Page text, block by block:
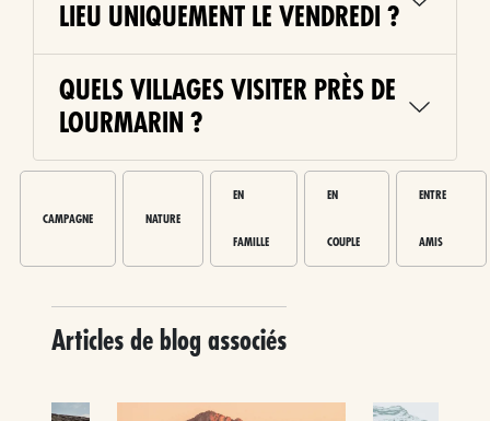
LIEU UNIQUEMENT LE VENDREDI ?
QUELS VILLAGES VISITER PRÈS DE
LOURMARIN ?
CAMPAGNE NATURE
EN
FAMILLE
EN
COUPLE
ENTRE
AMIS
Articles de blog associés